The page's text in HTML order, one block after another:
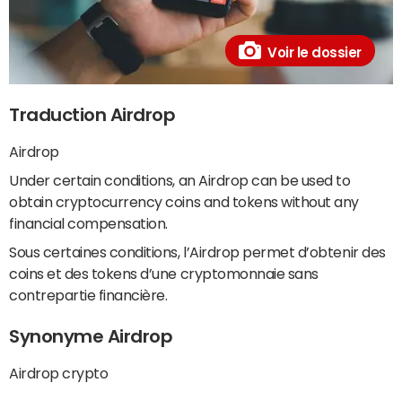
Voir le dossier
Traduction Airdrop
Airdrop
Under certain conditions, an Airdrop can be used to
obtain cryptocurrency coins and tokens without any
financial compensation.
Sous certaines conditions, l’Airdrop permet d’obtenir des
coins et des tokens d’une cryptomonnaie sans
contrepartie financière.
Synonyme Airdrop
Airdrop crypto